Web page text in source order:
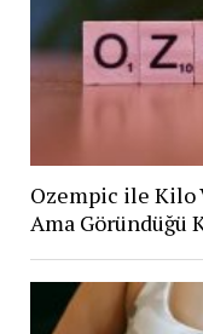
Ozempic ile Kilo
Ama Göründüğü